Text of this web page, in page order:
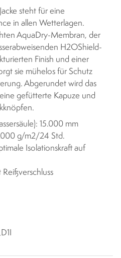
steht für eine
in allen Wetterlagen.
AquaDry-Membran, der
H2OShield-
Finish und einer
sie mühelos für Schutz
Abgerundet wird das
gefütterte Kapuze und
15.000 mm
g/m2/24 Std.
Isolationskraft auf